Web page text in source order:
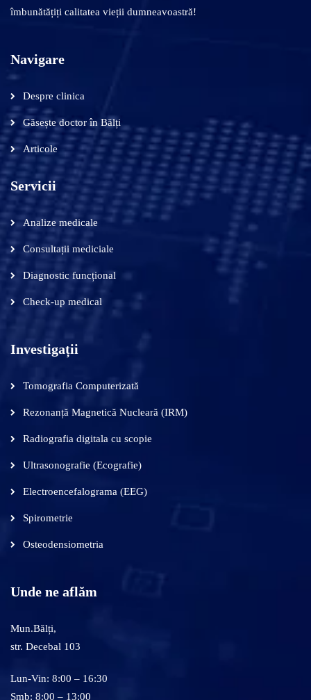
îmbunătățiți calitatea vieții dumneavoastră!
Navigare
Despre clinica
Găsește doctor în Bălți
Articole
Servicii
Analize medicale
Consultații mediciale
Diagnostic funcțional
Check-up medical
Investigații
Tomografia Computerizată
Rezonanță Magnetică Nucleară (IRM)
Radiografia digitala cu scopie
Ultrasonografie (Ecografie)
Electroencefalograma (EEG)
Spirometrie
Osteodensiometria
Unde ne aflăm
Mun.Bălți,
str. Decebal 103
Lun-Vin: 8:00 – 16:30
Smb: 8:00 – 13:00